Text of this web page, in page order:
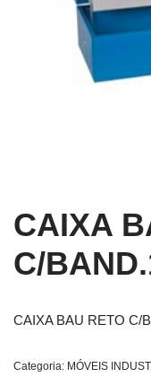
CAIXA
C/
CAIXA BAU RETO C/
Categoria: MÓVEIS